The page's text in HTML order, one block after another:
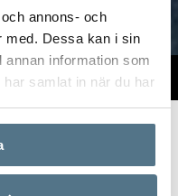
annons- och
med. Dessa kan i sin
information som
samlat in när du har